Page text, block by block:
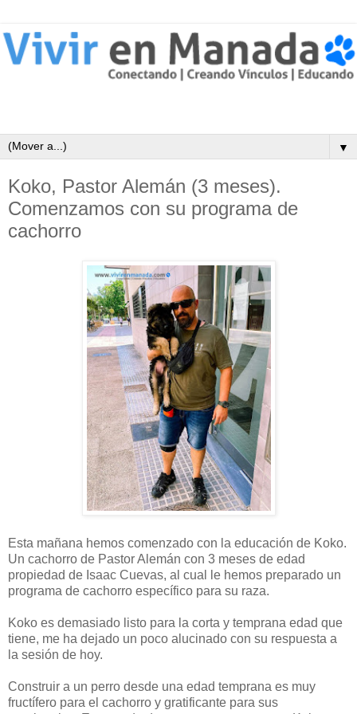
▼
Koko, Pastor Alemán (3 meses).
Comenzamos con su programa de
cachorro
Esta mañana hemos comenzado con la educación de Koko.
Un cachorro de Pastor Alemán con 3 meses de edad
propiedad de Isaac Cuevas, al cual le hemos preparado un
programa de cachorro específico para su raza.
Koko es demasiado listo para la corta y temprana edad que
tiene, me ha dejado un poco alucinado con su respuesta a
la sesión de hoy.
Construir a un perro desde una edad temprana es muy
fructífero para el cachorro y gratificante para sus